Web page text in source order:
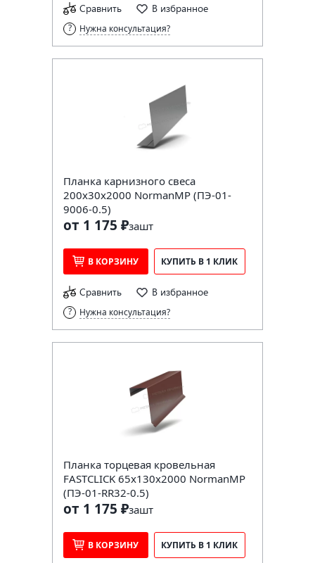
Сравнить В избранное
Нужна консультация?
Планка карнизного свеса
200х30х2000 NormanMP (ПЭ-01-
9006-0.5)
от 1 175 ₽зашт
В КОРЗИНУ КУПИТЬ В 1 КЛИК
Сравнить В избранное
Нужна консультация?
Планка торцевая кровельная
FASTCLICK 65х130х2000 NormanMP
(ПЭ-01-RR32-0.5)
от 1 175 ₽зашт
В КОРЗИНУ КУПИТЬ В 1 КЛИК